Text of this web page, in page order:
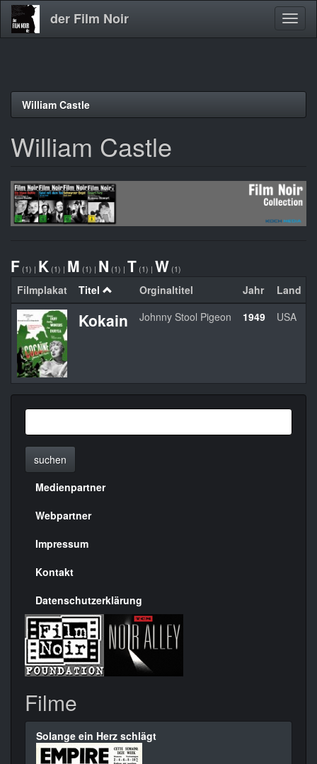
Direkt
der Film Noir
William Castle
William Castle
F (1) | K (1) | M (1) | N (1) | T (1) | W (1)
Filmplakat Titel Orginaltitel Jahr Land
Kokain Johnny Stool Pigeon 1949 USA
suchen
Menülinks
rechte
Seite
Medienpartner
Webpartner
Impressum
Kontakt
Datenschutzerklärung
Filme
Solange ein Herz schlägt